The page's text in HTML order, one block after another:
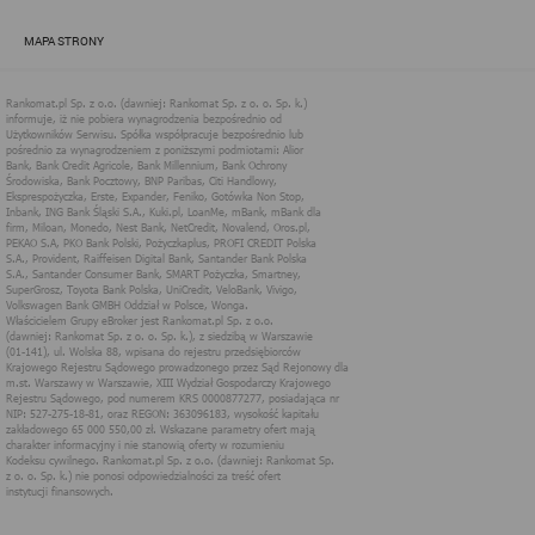
MAPA STRONY
dostosowanie usług, świadczonych w ramach serwisu do potrzeb
Więcej informacji na temat stosowania technologii cookies w
serwisie dostępne jest w Polityce Cookies.
Polityka Cookies serwisów
internetowych spółki Rankomat.pl Sp. z
o.o. (dawniej: Rankomat Sp. z o. o. Sp.
k.)
Rankomat.pl Sp. z o.o. (dawniej: Rankomat Sp. z o. o. Sp. k.), z
siedzibą w Warszawie (01-141), ul. Wolska 88, wpisana do rejestru
przedsiębiorców Krajowego Rejestru Sądowego prowadzonego
przez Sąd Rejonowy dla m.st. Warszawy w Warszawie, XIII
Wydział Gospodarczy Krajowego Rejestru Sądowego, pod
numerem KRS 0000877277, posiadająca nr NIP: 527-275-18-81,
oraz REGON: 363096183, zwana dalej "Rankomat" wykorzystuje
na swoich stronach internetowych technologię "cookies".
Zasady wykorzystania informacji dostarczonych przez
użytkownika w ramach technologii cookies w trakcie korzystania
ze stron internetowych i Rankomat określa niniejszy dokument.
Każdy użytkownik serwisów Rankomat proszony jest o